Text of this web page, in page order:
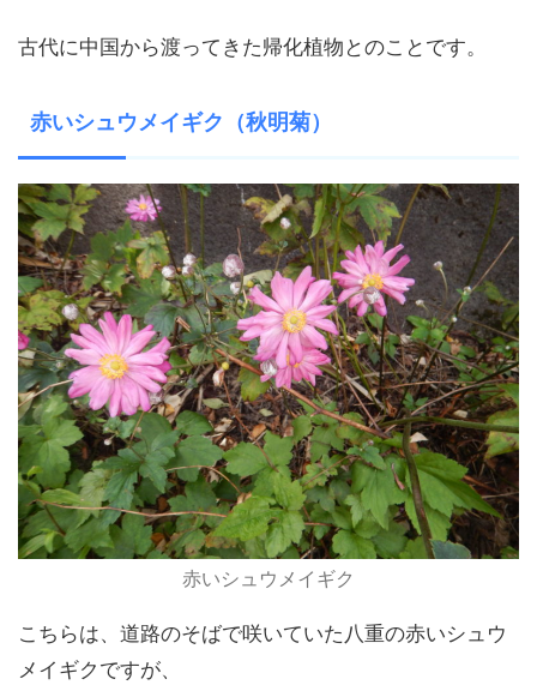
古代に中国から渡ってきた帰化植物とのことです。
赤いシュウメイギク（秋明菊）
赤いシュウメイギク
こちらは、道路のそばで咲いていた八重の赤いシュウ
メイギクですが、